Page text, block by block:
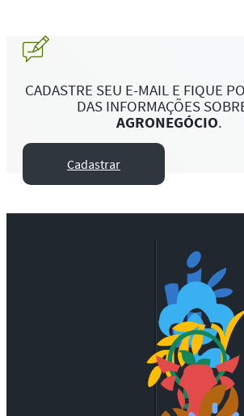
CADASTRE SEU E-MAIL E FIQUE
DAS INFORMAÇÕES
AGRONEGÓCIO.
Cadastrar